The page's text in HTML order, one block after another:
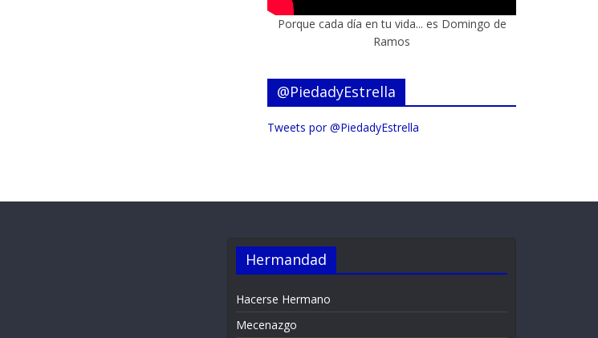
Porque cada día en tu vida... es Domingo de
Ramos
@PiedadyEstrella
Tweets por @PiedadyEstrella
Hermandad
Hacerse Hermano
Mecenazgo